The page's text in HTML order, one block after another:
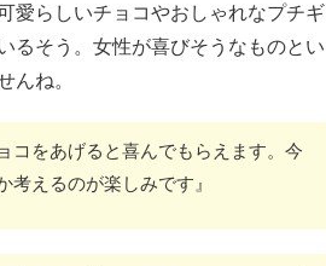
愛らしいチョコやおしゃれなプチギ
るそう。女性が喜びそうなものとい
んね。
コをあげると喜んでもらえます。今
えるのが楽しみです』